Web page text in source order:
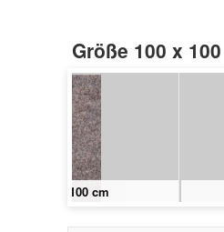
Größe 100 x
Osaka grau